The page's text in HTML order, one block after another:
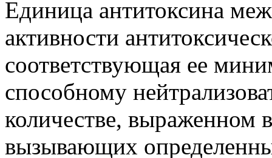
Единица антитоксина
активности
соответствующая ее
способному
количестве, выраженном
вызывающих